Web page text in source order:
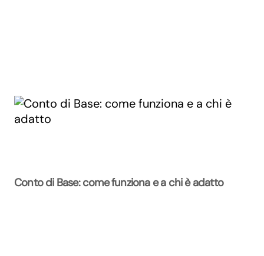
Conto di Base: come funziona e a chi è adatto